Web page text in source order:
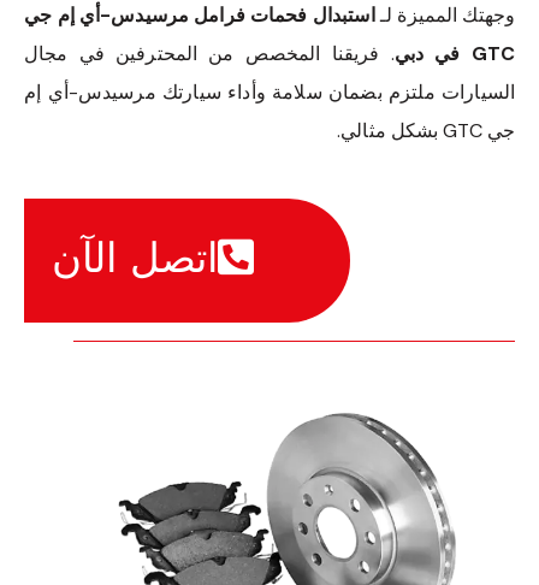
وجهتك المميزة لـاستبدال فحمات فرامل مرسيدس-أي إم جي
GTC في دبي
. فريقنا المخصص من المحترفين في مجال
السيارات ملتزم بضمان سلامة وأداء سيارتك مرسيدس-أي إم
جي GTC بشكل مثالي.
اتصل الآن